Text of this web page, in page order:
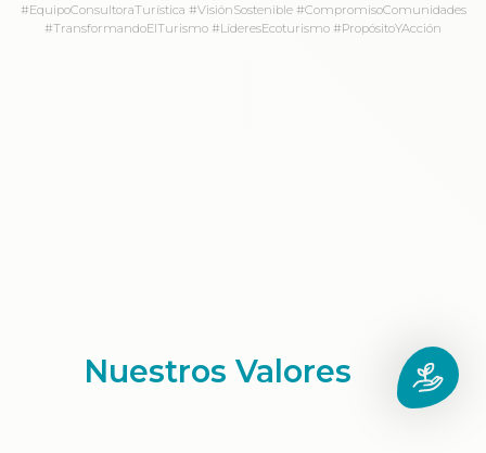
#EquipoConsultoraTurística #VisiónSostenible #CompromisoComunidades
#TransformandoElTurismo #LíderesEcoturismo #PropósitoYAcción
Nuestros Valores